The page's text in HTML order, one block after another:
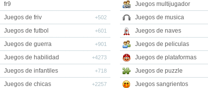
fr9
Juegos de friv
+502
Juegos de futbol +601
Juegos de guerra +901
Juegos de habilidad +4273
Juegos de infantiles +718
Juegos de chicas +2257
Juegos multijugador
Juegos de musica
Juegos de naves
Juegos de peliculas
Juegos de plataformas
Juegos de puzzle
Juegos sangrientos